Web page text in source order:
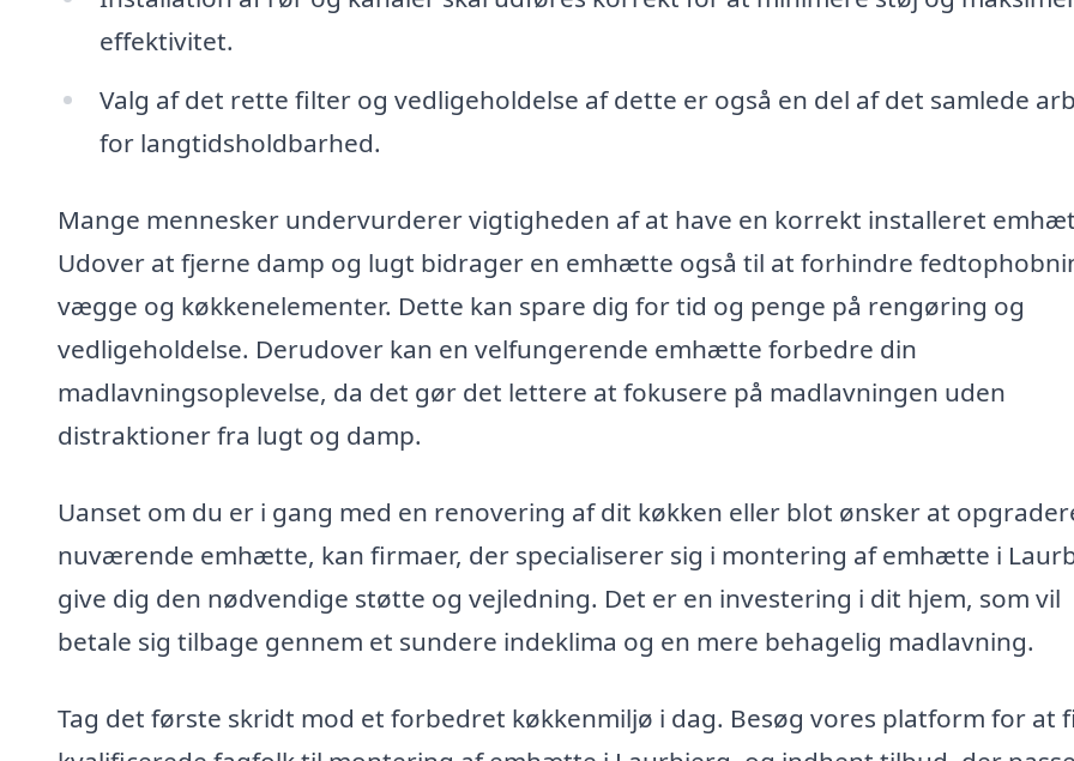
effektivitet.
Valg af det rette filter og vedligeholdelse af dette er også en del af det samlede
for langtidsholdbarhed.
Mange mennesker undervurderer vigtigheden af at have en korrekt installeret
Udover at fjerne damp og lugt bidrager en emhætte også til at forhindre
vægge og køkkenelementer. Dette kan spare dig for tid og penge på rengøring og
vedligeholdelse. Derudover kan en velfungerende emhætte forbedre din
madlavningsoplevelse, da det gør det lettere at fokusere på madlavningen uden
distraktioner fra lugt og damp.
Uanset om du er i gang med en renovering af dit køkken eller blot ønsker at
nuværende emhætte, kan firmaer, der specialiserer sig i montering af emhætte i
give dig den nødvendige støtte og vejledning. Det er en investering i dit hjem, som vil
betale sig tilbage gennem et sundere indeklima og en mere behagelig madlavning.
Tag det første skridt mod et forbedret køkkenmiljø i dag. Besøg vores platform for at